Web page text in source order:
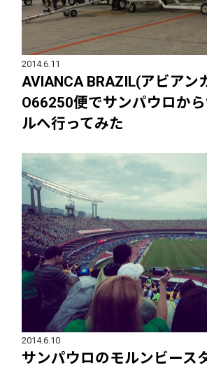
2014.6.11
AVIANCA BRAZIL(アビアン
O66250便でサンパウロか
ルへ行ってみた
2014.6.10
サンパウロのモルンビース